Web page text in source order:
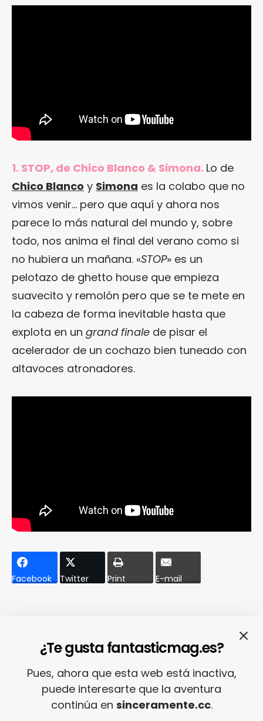
1. STOP, de Chico Blanco & Simona. Lo de
Chico Blanco y Simona es la colabo que no
vimos venir… pero que aquí y ahora nos
parece lo más natural del mundo y, sobre
todo, nos anima el final del verano como si
no hubiera un mañana. «STOP» es un
pelotazo de ghetto house que empieza
suavecito y remolón pero que se te mete en
la cabeza de forma inevitable hasta que
explota en un grand finale de pisar el
acelerador de un cochazo bien tuneado con
altavoces atronadores.
Facebook Twitter Print E-mail
Relacionado¿Te gusta fantasticmag.es?
Pues, ahora que esta web está inactiva,
puede interesarte que la aventura
continúa en sinceramente.cc.